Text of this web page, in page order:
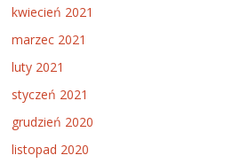
kwiecień 2021
marzec 2021
luty 2021
styczeń 2021
grudzień 2020
listopad 2020